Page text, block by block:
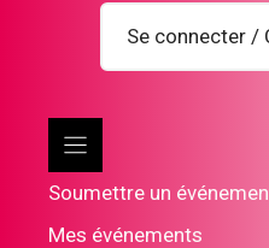
Se connecter /
Soumettre un
Mes événements